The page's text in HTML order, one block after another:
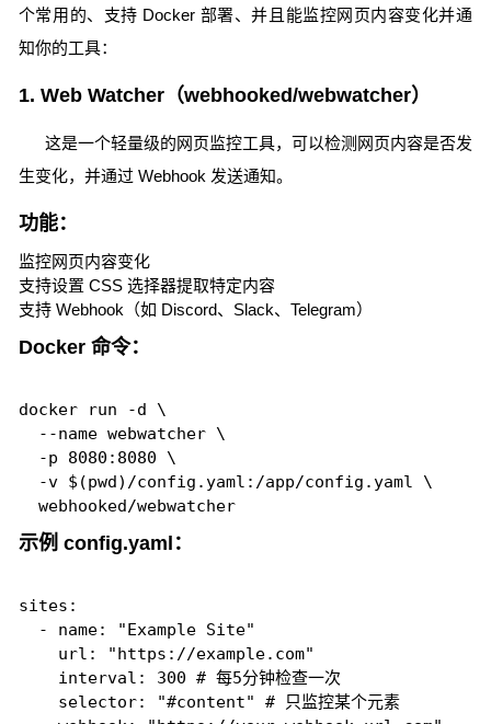
个常用的、支持 Docker 部署、并且能监控网页内容变化并通
知你的工具：
1. Web Watcher（webhooked/webwatcher）
这是一个轻量级的网页监控工具，可以检测网页内容是否发
生变化，并通过 Webhook 发送通知。
功能：
监控网页内容变化
支持设置 CSS 选择器提取特定内容
支持 Webhook（如 Discord、Slack、Telegram）
Docker 命令：
docker run -d \
  --name webwatcher \
  -p 8080:8080 \
  -v $(pwd)/config.yaml:/app/config.yaml \
  webhooked/webwatcher
示例 config.yaml：
sites:
  - name: "Example Site"
    url: "https://example.com"
    interval: 300 # 每5分钟检查一次
    selector: "#content" # 只监控某个元素